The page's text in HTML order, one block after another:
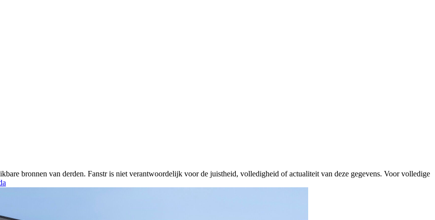
bronnen van derden. Fanstr is niet verantwoordelijk voor de juistheid, volledigheid of actualiteit van deze gegevens. Voor volledige